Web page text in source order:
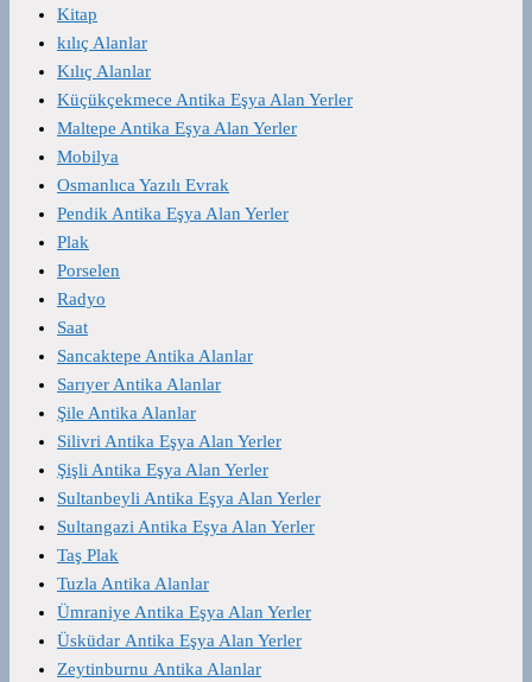
Kitap
kılıç Alanlar
Kılıç Alanlar
Küçükçekmece Antika Eşya Alan Yerler
Maltepe Antika Eşya Alan Yerler
Mobilya
Osmanlıca Yazılı Evrak
Pendik Antika Eşya Alan Yerler
Plak
Porselen
Radyo
Saat
Sancaktepe Antika Alanlar
Sarıyer Antika Alanlar
Şile Antika Alanlar
Silivri Antika Eşya Alan Yerler
Şişli Antika Eşya Alan Yerler
Sultanbeyli Antika Eşya Alan Yerler
Sultangazi Antika Eşya Alan Yerler
Taş Plak
Tuzla Antika Alanlar
Ümraniye Antika Eşya Alan Yerler
Üsküdar Antika Eşya Alan Yerler
Zeytinburnu Antika Alanlar